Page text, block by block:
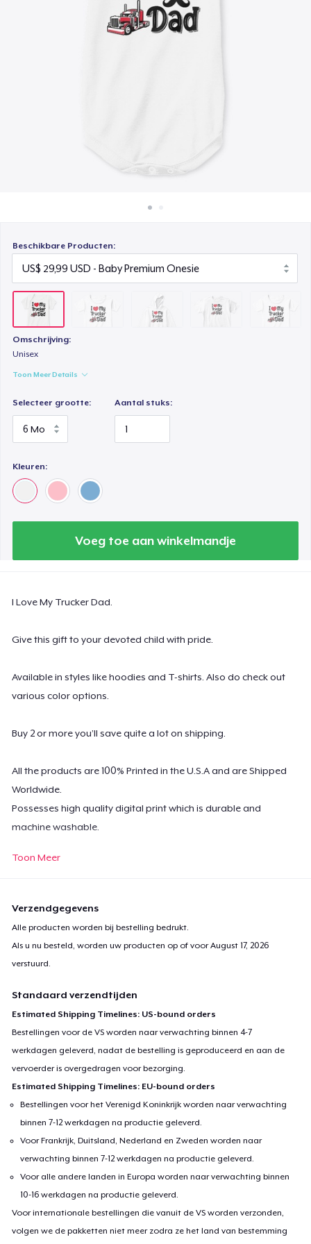
Verkoop overal
Beschikbare Producten:
Omschrijving:
Unisex
Toon Meer Details
Selecteer grootte: Aantal stuks:
Kleuren:
Voeg toe aan winkelmandje
I Love My Trucker Dad.
Give this gift to your devoted child with pride.
Available in styles like hoodies and T-shirts. Also do check out
various color options.
Buy 2 or more you’ll save quite a lot on shipping.
All the products are 100% Printed in the U.S.A and are Shipped
Worldwide.
Possesses high quality digital print which is durable and
machine washable.
For any queries- contact at
Toon Meer
Verzendgegevens
Alle producten worden bij bestelling bedrukt.
Als u nu besteld, worden uw producten op of voorAugust 17, 2026
verstuurd.
Standaard verzendtijden
Estimated Shipping Timelines: US-bound orders
Bestellingen voor de VS worden naar verwachting binnen 4-7
werkdagen geleverd, nadat de bestelling is geproduceerd en aan de
vervoerder is overgedragen voor bezorging.
Estimated Shipping Timelines: EU-bound orders
Bestellingen voor het Verenigd Koninkrijk worden naar verwachting
binnen 7-12 werkdagen na productie geleverd.
Voor Frankrijk, Duitsland, Nederland en Zweden worden naar
verwachting binnen 7-12 werkdagen na productie geleverd.
Voor alle andere landen in Europa worden naar verwachting binnen
10-16 werkdagen na productie geleverd.
Voor internationale bestellingen die vanuit de VS worden verzonden,
volgen we de pakketten niet meer zodra ze het land van bestemming
Kids Classic Pullover Hoodie
US$ 49,99